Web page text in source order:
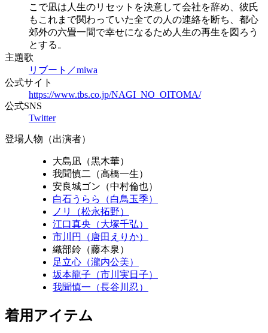
こで凪は人生のリセットを決意して会社を辞め、彼氏
もこれまで関わっていた全ての人の連絡を断ち、都心
郊外の六畳一間で幸せになるため人生の再生を図ろう
とする。
主題歌
リブート／miwa
公式サイト
https://www.tbs.co.jp/NAGI_NO_OITOMA/
公式SNS
Twitter
登場人物（出演者）
大島凪（黒木華）
我聞慎二（高橋一生）
安良城ゴン（中村倫也）
白石うらら（白鳥玉季）
ノリ（松永拓野）
江口真央（大塚千弘）
市川円（唐田えりか）
織部鈴（藤本泉）
足立心（瀧内公美）
坂本龍子（市川実日子）
我聞慎一（長谷川忍）
着用アイテム